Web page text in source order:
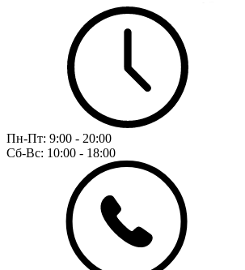
Пн-Пт: 9:00 - 20:00
Сб-Вс: 10:00 - 18:00